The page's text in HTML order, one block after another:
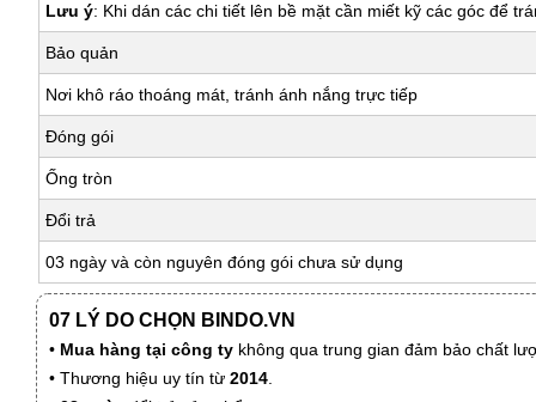
Lưu ý: Khi dán các chi tiết lên bề mặt cần miết kỹ các góc để
Bảo quản
Nơi khô ráo thoáng mát, tránh ánh nắng trực tiếp
Đóng gói
Ống tròn
Đổi trả
03 ngày và còn nguyên đóng gói chưa sử dụng
07 LÝ DO CHỌN BINDO.VN
• Mua hàng tại công ty không qua trung gian đảm bảo chất
• Thương hiệu uy tín từ 2014.